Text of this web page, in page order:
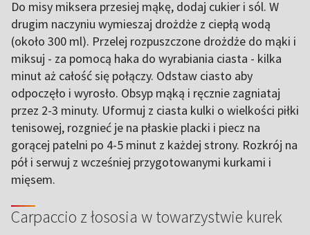
Do misy miksera przesiej mąkę, dodaj cukier i sól. W
drugim naczyniu wymieszaj drożdże z ciepłą wodą
(około 300 ml). Przelej rozpuszczone drożdże do mąki i
miksuj - za pomocą haka do wyrabiania ciasta - kilka
minut aż całość się połączy. Odstaw ciasto aby
odpoczęło i wyrosło. Obsyp mąką i ręcznie zagniataj
przez 2-3 minuty. Uformuj z ciasta kulki o wielkości piłki
tenisowej, rozgnieć je na płaskie placki i piecz na
gorącej patelni po 4-5 minut z każdej strony. Rozkrój na
pół i serwuj z wcześniej przygotowanymi kurkami i
mięsem.
Carpaccio z łososia w towarzystwie kurek